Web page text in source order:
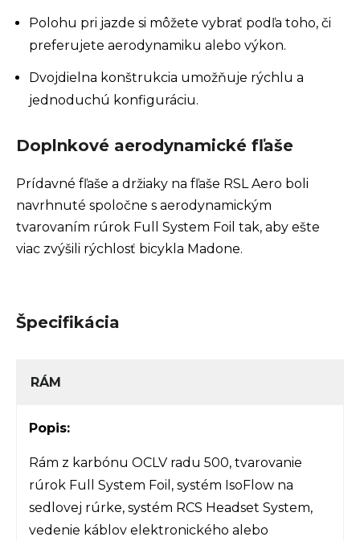
Polohu pri jazde si môžete vybrať podľa toho, či
preferujete aerodynamiku alebo výkon.
Dvojdielna konštrukcia umožňuje rýchlu a
jednoduchú konfiguráciu.
Doplnkové aerodynamické fľaše
Prídavné fľaše a držiaky na fľaše RSL Aero boli
navrhnuté spoločne s aerodynamickým
tvarovaním rúrok Full System Foil tak, aby ešte
viac zvýšili rýchlosť bicykla Madone.
Špecifikácia
RÁM
Popis:
Rám z karbónu OCLV radu 500, tvarovanie
rúrok Full System Foil, systém IsoFlow na
sedlovej rúrke, systém RCS Headset System,
vedenie káblov elektronického alebo